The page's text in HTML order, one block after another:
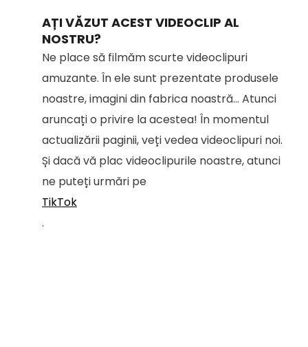
AȚI VĂZUT ACEST VIDEOCLIP AL
NOSTRU?
Ne place să filmăm scurte videoclipuri
amuzante. În ele sunt prezentate produsele
noastre, imagini din fabrica noastră... Atunci
aruncați o privire la acestea! În momentul
actualizării paginii, veți vedea videoclipuri noi.
Și dacă vă plac videoclipurile noastre, atunci
ne puteți urmări pe
TikTok
.